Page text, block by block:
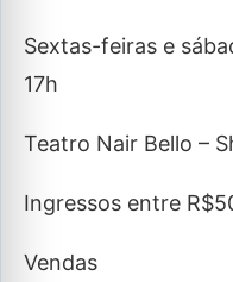
Sextas-feiras e
17h
Teatro Nair Bello –
Ingressos entre
Vendas